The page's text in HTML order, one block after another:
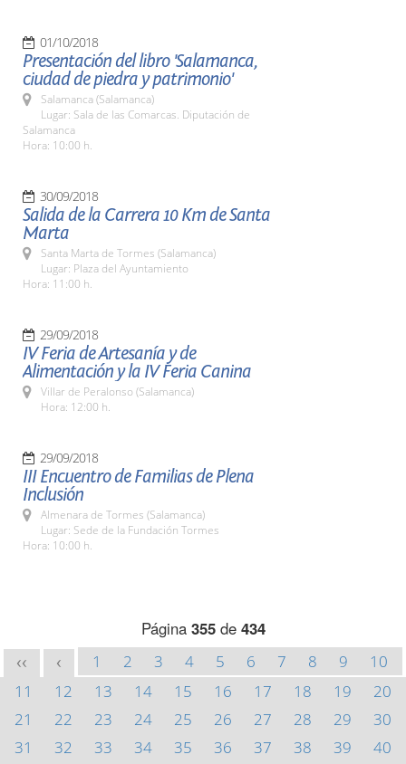
01/10/2018
Presentación del libro 'Salamanca,
ciudad de piedra y patrimonio'
Salamanca (Salamanca)
Lugar: Sala de las Comarcas. Diputación de
Salamanca
Hora: 10:00 h.
30/09/2018
Salida de la Carrera 10 Km de Santa
Marta
Santa Marta de Tormes (Salamanca)
Lugar: Plaza del Ayuntamiento
Hora: 11:00 h.
29/09/2018
IV Feria de Artesanía y de
Alimentación y la IV Feria Canina
Villar de Peralonso (Salamanca)
Hora: 12:00 h.
29/09/2018
III Encuentro de Familias de Plena
Inclusión
Almenara de Tormes (Salamanca)
Lugar: Sede de la Fundación Tormes
Hora: 10:00 h.
Página 355de 434
<< < 1 2 3 4 5 6 7 8 9
10
11
12 13 14 15 16 17 18 19
20
21
22 23 24 25 26 27 28 29
30
31
32 33 34 35 36 37 38 39
40